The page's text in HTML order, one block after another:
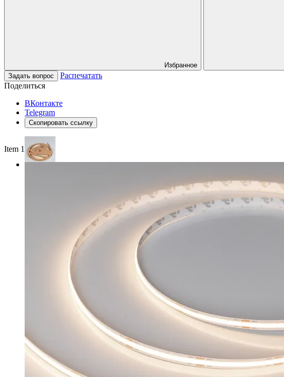
Избранное
Задать вопрос
Распечатать
Поделиться
ВКонтакте
Telegram
Скопировать ссылку
Item 1 of 3